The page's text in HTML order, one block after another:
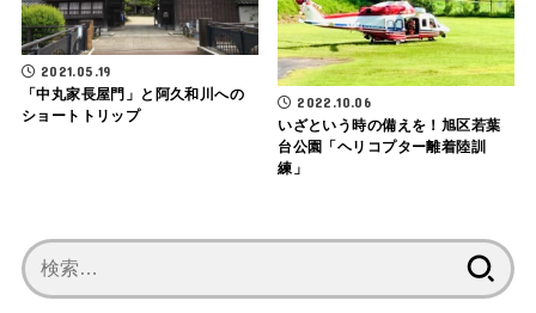
2021.05.19
「中丸家長屋門」と阿久和川への
ショートトリップ
2022.10.06
いざという時の備えを！旭区若葉
台公園「ヘリコプター離着陸訓
練」
索: